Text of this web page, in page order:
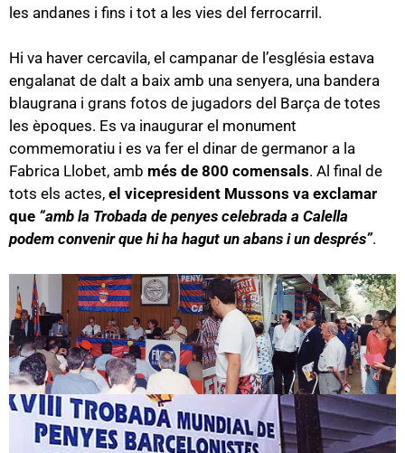
les andanes i fins i tot a les vies del ferrocarril.
Hi va haver cercavila, el campanar de l’església estava
engalanat de dalt a baix amb una senyera, una bandera
blaugrana i grans fotos de jugadors del Barça de totes
les èpoques. Es va inaugurar el monument
commemoratiu i es va fer el dinar de germanor a la
Fabrica Llobet, amb més de 800 comensals. Al final de
tots els actes, el vicepresident Mussons va exclamar
que “amb la Trobada de penyes celebrada a Calella
podem convenir que hi ha hagut un abans i un després”.